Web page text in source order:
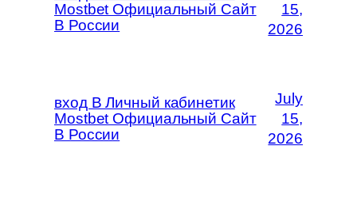
Mostbet Официальный Сайт
В России
15,
2026
вход В Личный кабинетик
Mostbet Официальный Сайт
В России
July
15,
2026